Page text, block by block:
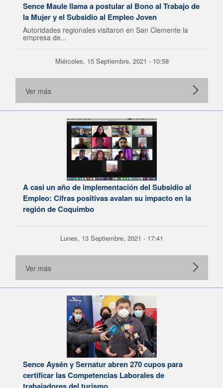
Sence Maule llama a postular al Bono al Trabajo de
la Mujer y el Subsidio al Empleo Joven
Autoridades regionales visitaron en San Clemente la
empresa de...
Miércoles, 15 Septiembre, 2021 - 10:58
Ver más
A casi un año de implementación del Subsidio al
Empleo: Cifras positivas avalan su impacto en la
región de Coquimbo
Lunes, 13 Septiembre, 2021 - 17:41
Ver más
Sence Aysén y Sernatur abren 270 cupos para
certificar las Competencias Laborales de